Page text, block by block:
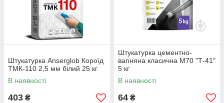
Штукатурка Anserglob Короїд
ТМК-110 2,5 мм білий 25 кг
В наявності
403 ₴
Штукатурка цементно-
вапняна класична М70 "Т-41"
5 кг
В наявності
64 ₴